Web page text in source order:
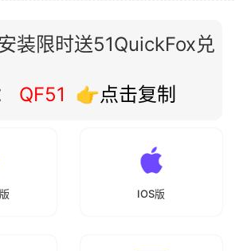
装限时送51QuickFox兑
QF51 👉点击复制
IOS版